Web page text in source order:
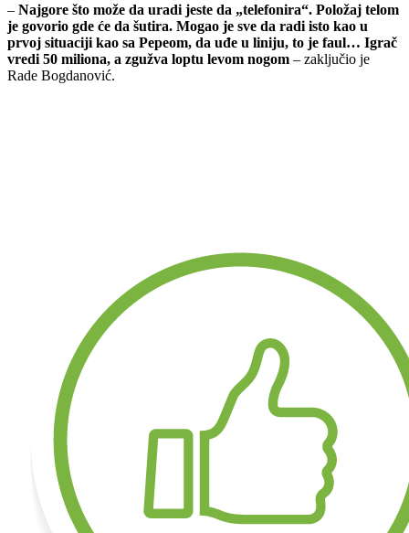
– Najgore što može da uradi jeste da „telefonira“. Položaj telom
je govorio gde će da šutira. Mogao je sve da radi isto kao u
prvoj situaciji kao sa Pepeom, da uđe u liniju, to je faul… Igrač
vredi 50 miliona, a zgužva loptu levom nogom – zaključio je
Rade Bogdanović.